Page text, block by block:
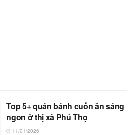
Top 5+ quán bánh cuốn ăn sáng
ngon ở thị xã Phú Thọ
11/01/2026